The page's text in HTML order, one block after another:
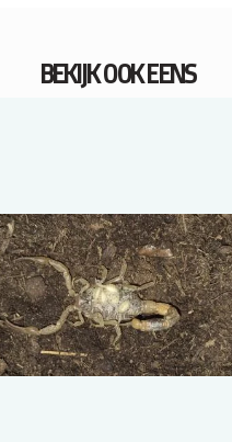
BEKIJK OOK EENS